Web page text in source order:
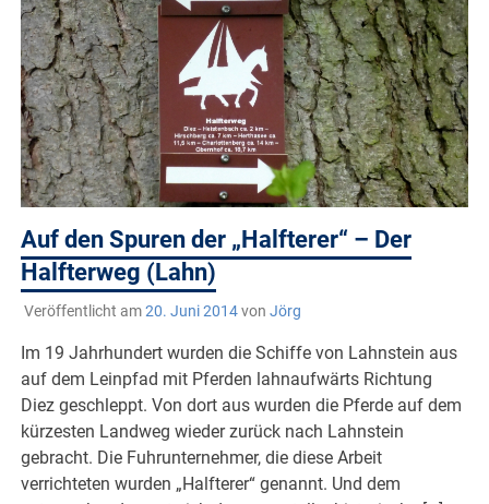
Auf den Spuren der „Halfterer“ – Der
Halfterweg (Lahn)
Veröffentlicht am20. Juni 2014von Jörg
Im 19 Jahrhundert wurden die Schiffe von Lahnstein aus
auf dem Leinpfad mit Pferden lahnaufwärts Richtung
Diez geschleppt. Von dort aus wurden die Pferde auf dem
kürzesten Landweg wieder zurück nach Lahnstein
gebracht. Die Fuhrunternehmer, die diese Arbeit
verrichteten wurden „Halfterer“ genannt. Und dem